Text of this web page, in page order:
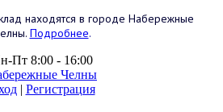
находятся в городе Набережные
Подробнее.
Пт 8:00 - 16:00
Челны
| Регистрация